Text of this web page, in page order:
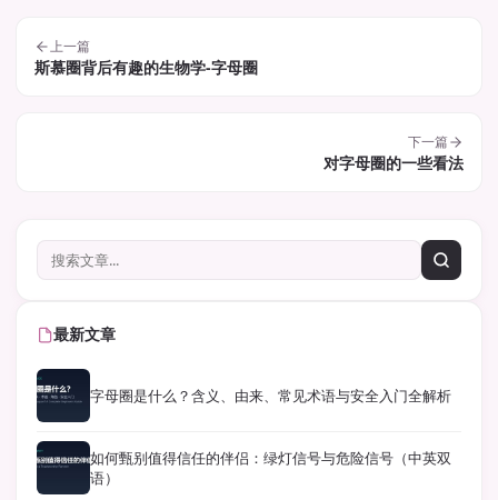
上一篇
斯慕圈背后有趣的生物学-字母圈
下一篇
对字母圈的一些看法
最新文章
字母圈是什么？含义、由来、常见术语与安全入门全解析
如何甄别值得信任的伴侣：绿灯信号与危险信号（中英双
语）